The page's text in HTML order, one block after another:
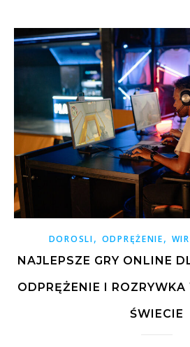
DOROSLI, ODPRĘŻENIE,
NAJLEPSZE GRY ONLINE
ODPRĘŻENIE I
ŚWIECIE